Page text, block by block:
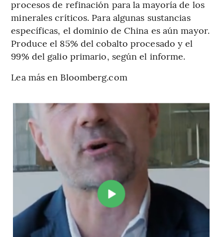
procesos de refinación para la mayoría de los
minerales críticos. Para algunas sustancias
específicas, el dominio de China es aún mayor.
Produce el 85% del cobalto procesado y el
99% del galio primario, según el informe.
Lea más en Bloomberg.com